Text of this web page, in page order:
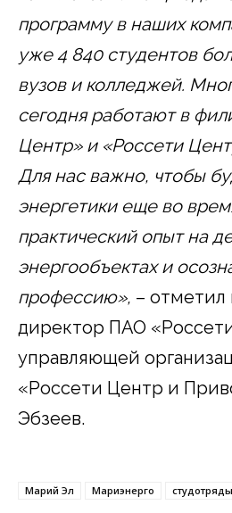
программу в наших
уже 4 840 студентов
вузов и колледжей.
сегодня работают в
Центр» и «Россети
Для нас важно, чтобы
энергетики еще во
практический опыт на
энергообъектах и
профессию», – отметил
директор ПАО
управляющей
«Россети Центр и
Эбзеев.
Марий Эл Мариэнерго студотряды